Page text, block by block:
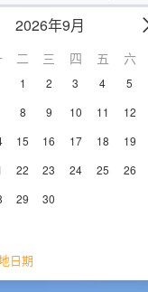
2026年9月
二 三 四 五 六
1 2 3 4
5
8 9 10 11
12
15 16 17 18
19
22 23 24 25
26
29 30
日期